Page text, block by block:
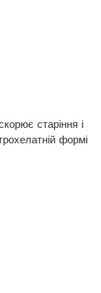
старіння і
формі